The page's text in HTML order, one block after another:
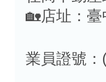
🏡店址：
業員證號